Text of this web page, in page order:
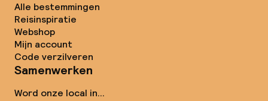
Alle bestemmingen
Reisinspiratie
Webshop
Mijn account
Code verzilveren
Samenwerken
Word onze local in...